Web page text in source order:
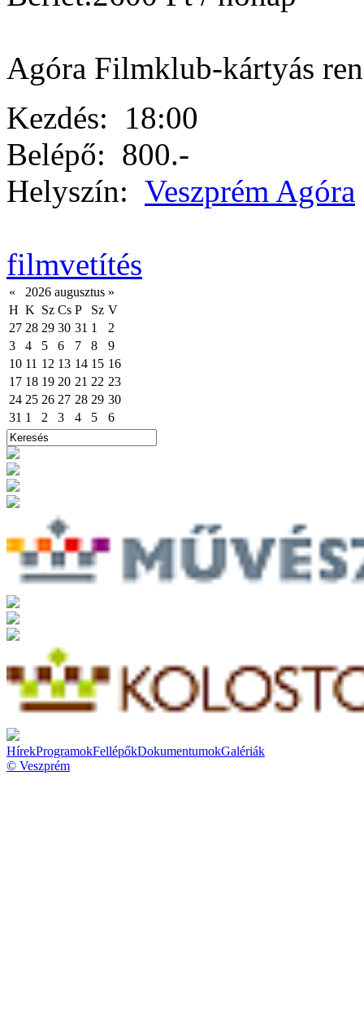
Agóra Filmklub-kártyás
Kezdés: 18:00
Belépő: 800.-
Helyszín: Veszprém Agóra
filmvetítés
« 2026 augusztus »
H K Sz Cs P Sz V
27 28 29 30 31 1
2
3
4 5 6 7 8
9
10 11 12 13 14 15 16
17 18 19 20 21 22 23
24 25 26 27 28 29 30
31 1 2 3 4 5 6
HírekProgramokFellépőkDokumentumokGalériák
© Veszprém